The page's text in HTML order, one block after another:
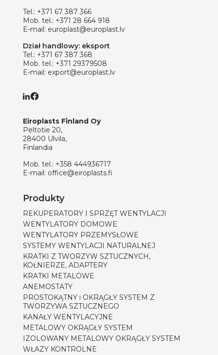
Tel.: +371 67 387 366
Mob. tel.: +371 28 664 918
E-mail: europlast@europlast.lv
Dział handlowy: eksport
Tel.: +371 67 387 368
Mob. tel.: +371 29379508
E-mail: export@europlast.lv
Eiroplasts Finland Oy
Peltotie 20,
28400 Ulvila,
Finlandia
Mob. tel.: +358 444936717
E-mail: office@eiroplasts.fi
Produkty
REKUPERATORY I SPRZĘT WENTYLACJI
WENTYLATORY DOMOWE
WENTYLATORY PRZEMYSŁOWE
SYSTEMY WENTYLACJI NATURALNEJ
KRATKI Z TWORZYW SZTUCZNYCH,
KOŁNIERZE, ADAPTERY
KRATKI METALOWE
ANEMOSTATY
PROSTOKĄTNY i OKRĄGŁY SYSTEM Z
TWORZYWA SZTUCZNEGO
KANAŁY WENTYLACYJNE
METALOWY OKRĄGŁY SYSTEM
IZOLOWANY METALOWY OKRĄGŁY SYSTEM
WŁAZY KONTROLNE